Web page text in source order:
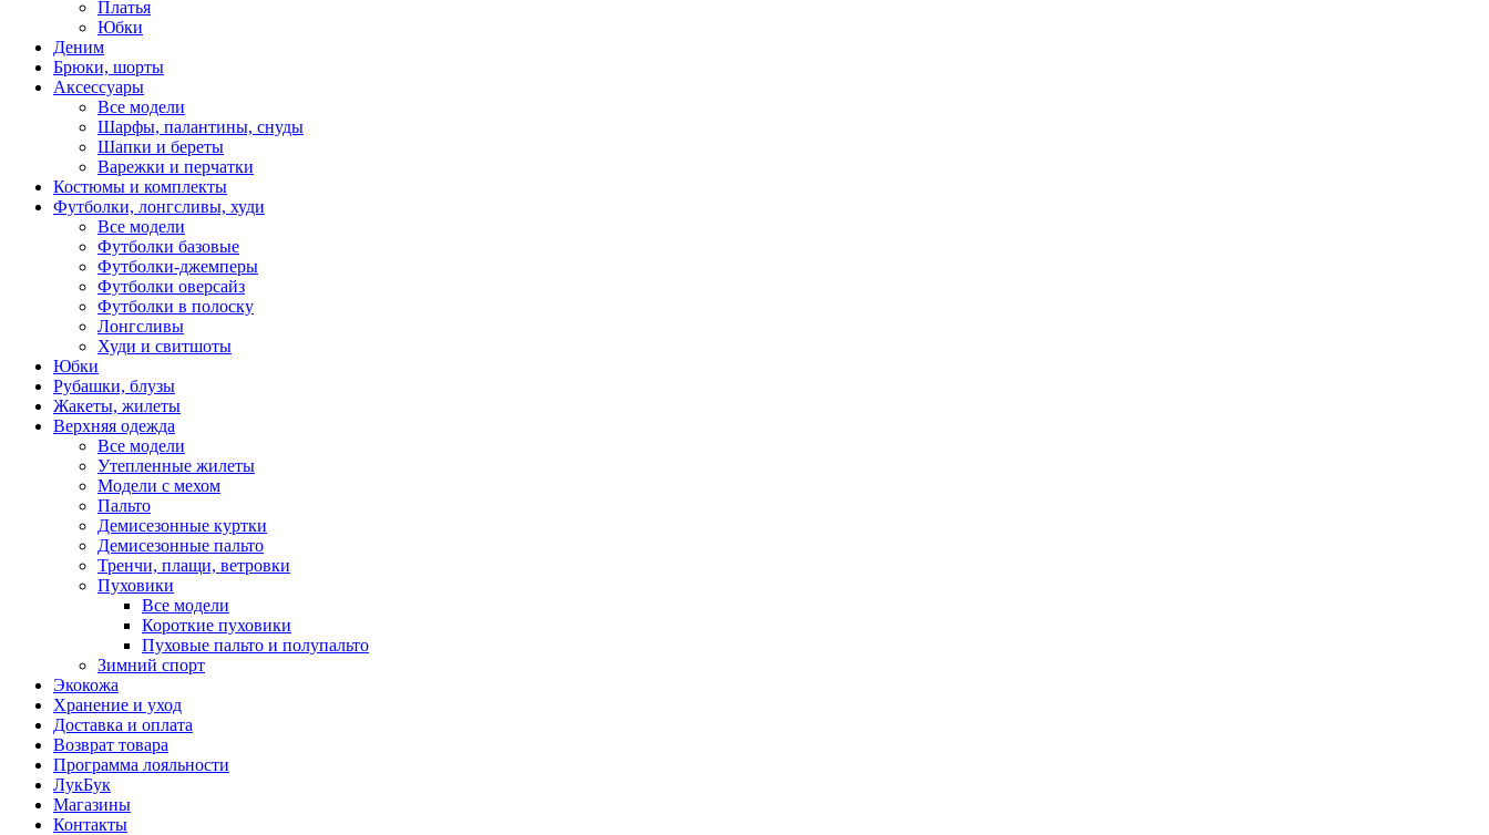
Платья
Юбки
Деним
Брюки, шорты
Аксессуары
Все модели
Шарфы, палантины, снуды
Шапки и береты
Варежки и перчатки
Костюмы и комплекты
Футболки, лонгсливы, худи
Все модели
Футболки базовые
Футболки-джемперы
Футболки оверсайз
Футболки в полоску
Лонгсливы
Худи и свитшоты
Юбки
Рубашки, блузы
Жакеты, жилеты
Верхняя одежда
Все модели
Утепленные жилеты
Модели с мехом
Пальто
Демисезонные куртки
Демисезонные пальто
Тренчи, плащи, ветровки
Пуховики
Все модели
Короткие пуховики
Пуховые пальто и полупальто
Зимний спорт
Экокожа
Хранение и уход
Доставка и оплата
Возврат товара
Программа лояльности
ЛукБук
Магазины
Контакты